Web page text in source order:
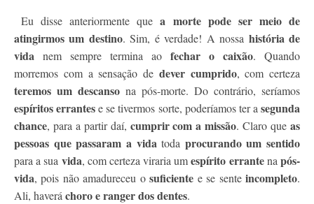
Eu disse anteriormente quea morte pode ser meio de
atingirmos um destino. Sim, é verdade! A nossa história de
vida nem sempre termina ao fechar o caixão. Quando
morremos com a sensação de dever cumprido, com certeza
teremos um descanso na pós-morte. Do contrário, seríamos
espíritos errantese se tivermos sorte, poderíamos ter asegunda
chance, para a partir daí, cumprir com a missão. Claro queas
pessoas que passaram a vida toda procurando um sentido
para a sua vida, com certeza viraria umespírito errantenapós-
vida, pois não amadureceu osuficiente e se senteincompleto.
Ali, haverá choro e ranger dos dentes.